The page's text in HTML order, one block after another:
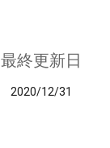
最終更新日
2020/12/31